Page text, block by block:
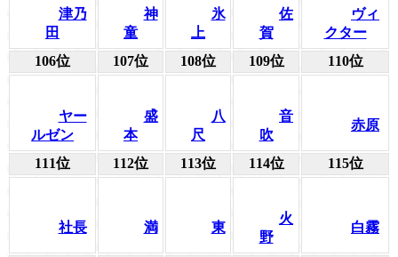
津乃
田
神
童
氷
上
佐
賀
ヴィ
クター
106位
107位 108位 109位 110位
ヤー
ルゼン
盛
本
八
尺
音
吹
赤原
111位 112位 113位 114位 115位
社長 満 東
火
野
白霧